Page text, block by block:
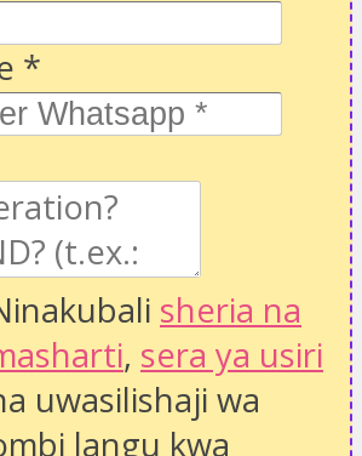
*
sheria na
, sera ya usiri
uwasilishaji wa
langu kwa